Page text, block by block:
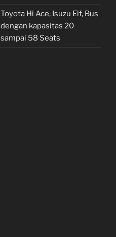
Toyota Hi Ace, Isuzu Elf, Bus
dengan kapasitas 20
sampai 58 Seats